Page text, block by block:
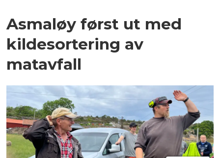
Asmaløy først ut med
kildesortering av
matavfall